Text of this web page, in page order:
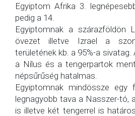
Egyiptom Afrika 3.
pedig a 14.
Egyiptomnak a szárazföldön
övezet illetve Izrael a
területének kb. a 95%-a
a Nílus és a tengerpartok
népsűrűség hatalmas.
Egyiptomnak mindössze egy
legnagyobb tava a Nasszer-tó,
is illetve két tengerrel is